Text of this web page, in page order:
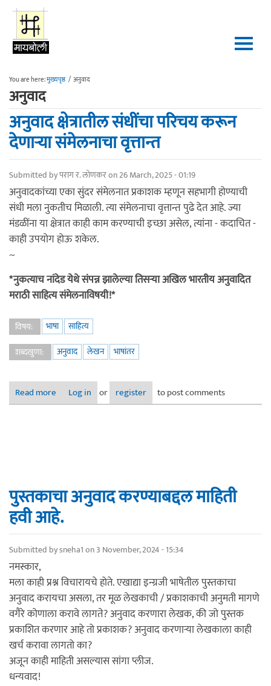
Skip to main content
You are here:मुख्यपृष्ठ / अनुवाद
अनुवाद
अनुवाद क्षेत्रातील संधींचा परिचय करून
देणाऱ्या संमेलनाचा वृत्तान्त
Submitted byपराग र. लोणकरon 26 March, 2025 - 01:19
अनुवादकांच्या एका सुंदर संमेलनात प्रकाशक म्हणून सहभागी होण्याची
संधी मला नुकतीच मिळाली. त्या संमेलनाचा वृत्तान्त पुढे देत आहे. ज्या
मंडळींना या क्षेत्रात काही काम करण्याची इच्छा असेल, त्यांना - कदाचित -
काही उपयोग होऊ शकेल.
~
*नुकत्याच नांदेड येथे संपन्न झालेल्या तिसऱ्या अखिल भारतीय अनुवादित
मराठी साहित्य संमेलनाविषयी!*
विषय: भाषा
साहित्य
शब्दखुणा:
अनुवाद लेखन भाषांतर
Read more
about अनुवाद क्षेत्रातील संधींचा परिचय करून देणाऱ्या संमेलनाचा
वृत्तान्त
Log in or register to post comments
पुस्तकाचा अनुवाद करण्याबद्दल माहिती
हवी आहे.
Submitted bysneha1on 3 November, 2024 - 15:34
नमस्कार,
मला काही प्रश्न विचारायचे होते. एखाद्या इन्ग्रजी भाषेतील पुस्तकाचा
अनुवाद करायचा असला, तर मूळ लेखकाची / प्रकाशकाची अनुमती मागणे
वगैरे कोणाला करावे लागते? अनुवाद करणारा लेखक, की जो पुस्तक
प्रकाशित करणार आहे तो प्रकाशक? अनुवाद करणार्‍या लेखकाला काही
खर्च करावा लागतो का?
अजून काही माहिती असल्यास सांगा प्लीज.
धन्यवाद!